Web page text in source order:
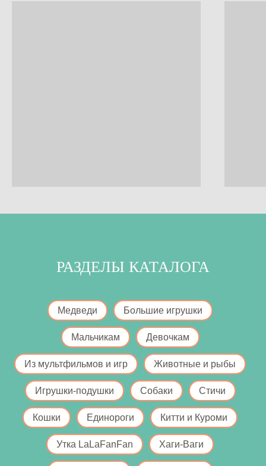
РАЗДЕЛЫ КАТАЛОГА
Медведи Большие игрушки
Мальчикам Девочкам
Из мультфильмов и игр Животные и рыбы
Игрушки-подушки Собаки Стичи
Кошки Единороги Китти и Куроми
Утка LaLaFanFan Хаги-Ваги